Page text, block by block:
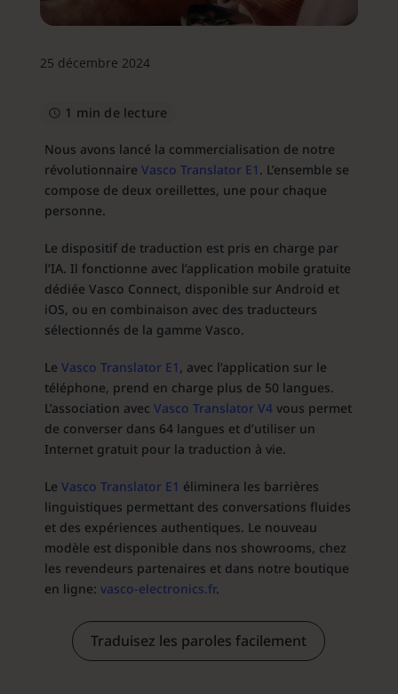
25 décembre 2024
1 min de lecture
Nous avons lancé la commercialisation de notre
révolutionnaire Vasco Translator E1 . L’ensemble se
compose de deux oreillettes, une pour chaque
personne.
Le dispositif de traduction est pris en charge par
l’IA. Il fonctionne avec l’application mobile gratuite
dédiée Vasco Connect, disponible sur Android et
iOS, ou en combinaison avec des traducteurs
sélectionnés de la gamme Vasco.
Le Vasco Translator E1 , avec l’application sur le
téléphone, prend en charge plus de 50 langues.
L’association avec Vasco Translator V4vous permet
de converser dans 64 langues et d’utiliser un
Internet gratuit pour la traduction à vie.
Le Vasco Translator E1 éliminera les barrières
linguistiques permettant des conversations fluides
et des expériences authentiques. Le nouveau
modèle est disponible dans nos showrooms, chez
les revendeurs partenaires et dans notre boutique
en ligne: vasco-electronics.fr.
Traduisez les paroles facilement